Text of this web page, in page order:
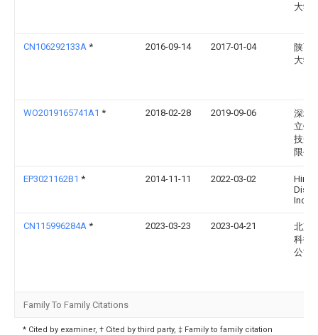
大学
CN106292133A * 2016-09-14 2017-01-04
陕西
大学
WO2019165741A1 * 2018-02-28 2019-09-06
深圳
立锐
技开
限公
EP3021162B1 * 2014-11-11 2022-03-02
Inc.
CN115996284A * 2023-03-23 2023-04-21
北京
科技
公司
Family To Family Citations
* Cited by examiner, † Cited by third party, ‡ Family to family citation